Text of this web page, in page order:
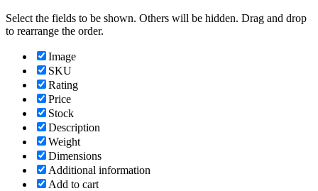
Select the fields to be shown. Others will be hidden. Drag and drop
to rearrange the order.
Image
SKU
Rating
Price
Stock
Description
Weight
Dimensions
Additional information
Add to cart